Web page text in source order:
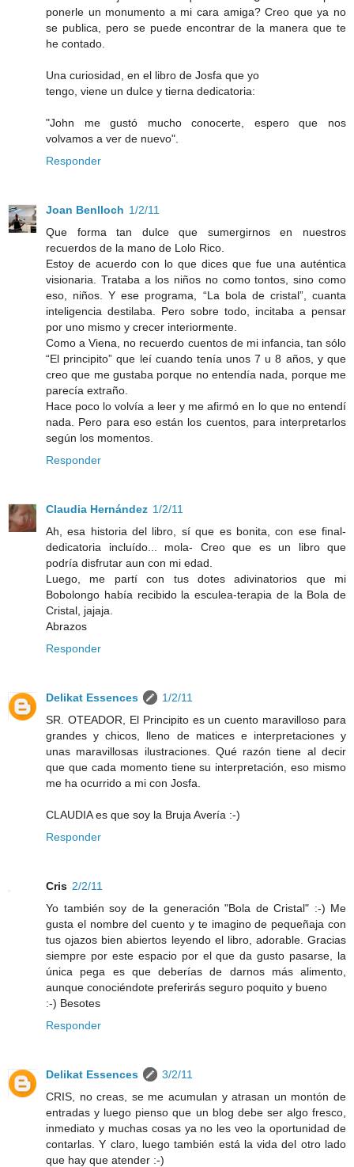
ponerle un monumento a mi cara amiga? Creo que ya no
se publica, pero se puede encontrar de la manera que te
he contado.
Una curiosidad, en el libro de Josfa que yo
tengo, viene un dulce y tierna dedicatoria:
"John me gustó mucho conocerte, espero que nos
volvamos a ver de nuevo".
Responder
Joan Benlloch 1/2/11
Que forma tan dulce que sumergirnos en nuestros
recuerdos de la mano de Lolo Rico.
Estoy de acuerdo con lo que dices que fue una auténtica
visionaria. Trataba a los niños no como tontos, sino como
eso, niños. Y ese programa, “La bola de cristal”, cuanta
inteligencia destilaba. Pero sobre todo, incitaba a pensar
por uno mismo y crecer interiormente.
Como a Viena, no recuerdo cuentos de mi infancia, tan sólo
“El principito” que leí cuando tenía unos 7 u 8 años, y que
creo que me gustaba porque no entendía nada, porque me
parecía extraño.
Hace poco lo volvía a leer y me afirmó en lo que no entendí
nada. Pero para eso están los cuentos, para interpretarlos
según los momentos.
Responder
Claudia Hernández 1/2/11
Ah, esa historia del libro, sí que es bonita, con ese final-
dedicatoria incluído... mola- Creo que es un libro que
podría disfrutar aun con mi edad.
Luego, me partí con tus dotes adivinatorios que mi
Bobolongo había recibido la esculea-terapia de la Bola de
Cristal, jajaja.
Abrazos
Responder
Delikat Essences
1/2/11
SR. OTEADOR, El Principito es un cuento maravilloso para
grandes y chicos, lleno de matices e interpretaciones y
unas maravillosas ilustraciones. Qué razón tiene al decir
que que cada momento tiene su interpretación, eso mismo
me ha ocurrido a mi con Josfa.
CLAUDIA es que soy la Bruja Avería :-)
Responder
Cris 2/2/11
Yo también soy de la generación "Bola de Cristal" :-) Me
gusta el nombre del cuento y te imagino de pequeñaja con
tus ojazos bien abiertos leyendo el libro, adorable. Gracias
siempre por este espacio por el que da gusto pasarse, la
única pega es que deberías de darnos más alimento,
aunque conociéndote preferirás seguro poquito y bueno
:-) Besotes
Responder
Delikat Essences
3/2/11
CRIS, no creas, se me acumulan y atrasan un montón de
entradas y luego pienso que un blog debe ser algo fresco,
inmediato y muchas cosas ya no les veo la oportunidad de
contarlas. Y claro, luego también está la vida del otro lado
que hay que atender :-)